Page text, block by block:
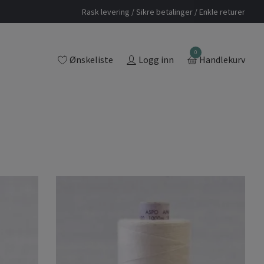
Rask levering / Sikre betalinger / Enkle returer
Ønskeliste Logg inn
0
Handlekurv